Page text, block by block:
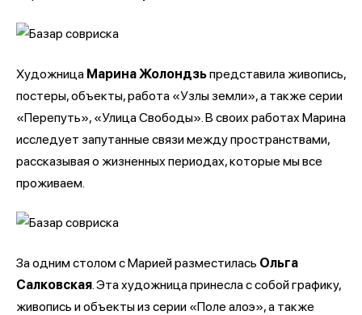
Художница Марина Жолондзьпредставила живопись,
постеры, объекты, работа «Узлы земли», а также серии
«Перепуть», «Улица Свободы». В своих работах Марина
исследует запутанные связи между пространствами,
рассказывая о жизненных периодах, которые мы все
проживаем.
За одним столом с Марией разместилась Ольга
Салковская . Эта художница принесла с собой графику,
живопись и объекты из серии «Поле алоэ», а также